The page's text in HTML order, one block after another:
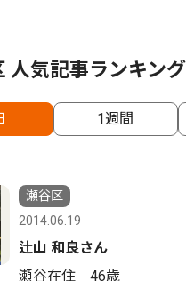
人気記事ランキング
1週間
瀬谷区
2014.06.19
辻山 和良さん
瀬谷在住 46歳